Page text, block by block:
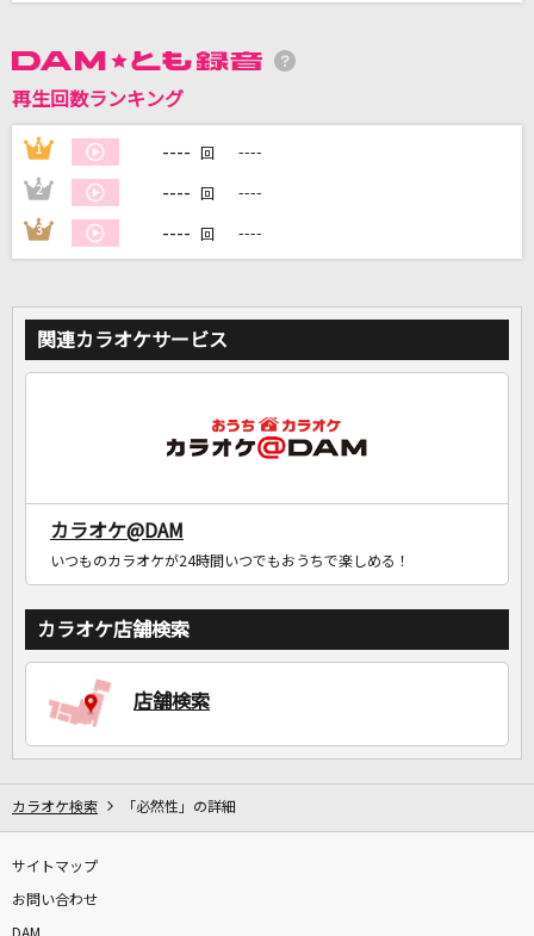
DAMに会員登録・ログインして
家族や友達と一緒に！練習にも！
再生回数ランキング
1 ---- 回 ----
2 ---- 回 ----
3 ---- 回 ----
関連カラオケサービス
カラオケ@DAM
いつものカラオケが24時間いつでもおうちで楽しめる！
カラオケ店舗検索
店舗検索
カラオケ検索 「必然性」の詳細
サイトマップ
お問い合わせ